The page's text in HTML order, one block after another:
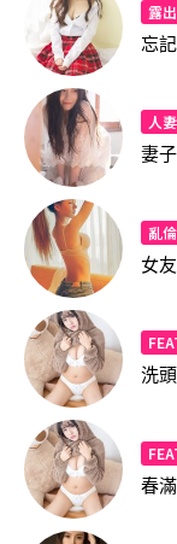
露
忘
人
妻
亂
女
洗
春